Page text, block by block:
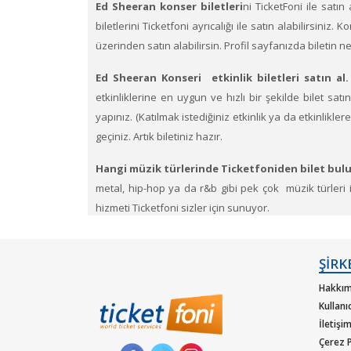
Ed Sheeran konser biletlerini TicketFoni ile
biletlerini Ticketfoni ayrıcalığı ile satın
üzerinden satın alabilirsin. Profil sayfanızda biletin
Ed Sheeran Konseri etkinlik biletleri satın al.
etkinliklerine en uygun ve hızlı bir şekilde bilet
yapınız. (Katılmak istediğiniz etkinlik ya da
geçiniz. Artık biletiniz hazır.
Hangi müzik türlerinde Ticketfoniden bilet
metal, hip-hop ya da r&b gibi pek çok müzik türleri
hizmeti Ticketfoni sizler için sunuyor.
İletişim
Çerez